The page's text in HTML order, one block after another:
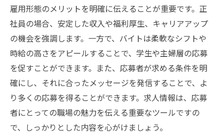
雇用形態のメリットを明確に伝えることが重要です。正
社員の場合、安定した収入や福利厚生、キャリアアップ
の機会を強調します。一方で、バイトは柔軟なシフトや
時給の高さをアピールすることで、学生や主婦層の応募
を促すことができます。また、応募者が求める条件を明
確にし、それに合ったメッセージを発信することで、よ
り多くの応募を得ることができます。求人情報は、応募
者にとっての職場の魅力を伝える重要なツールですの
で、しっかりとした内容を心がけましょう。